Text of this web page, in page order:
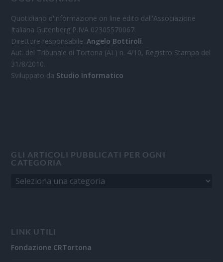
Quotidiano d'informazione on line edito dall'Associazione
Italiana Gutenberg P.IVA 02305570067.
Direttore responsabile:Angelo Bottiroli.
Aut. del Tribunale di Tortona (AL) n. 4/10, Registro Stampa del
31/8/2010.
Sviluppato da Studio Informatico
GLI ARTICOLI PUBBLICATI PER OGNI
CATEGORIA
LINK UTILI
Fondazione CRTortona